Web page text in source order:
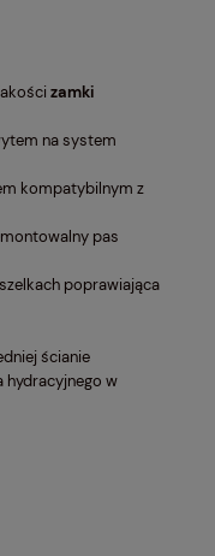
zamki
na system
kompatybilnym z
pas
poprawiająca
ścianie
hydracyjnego w